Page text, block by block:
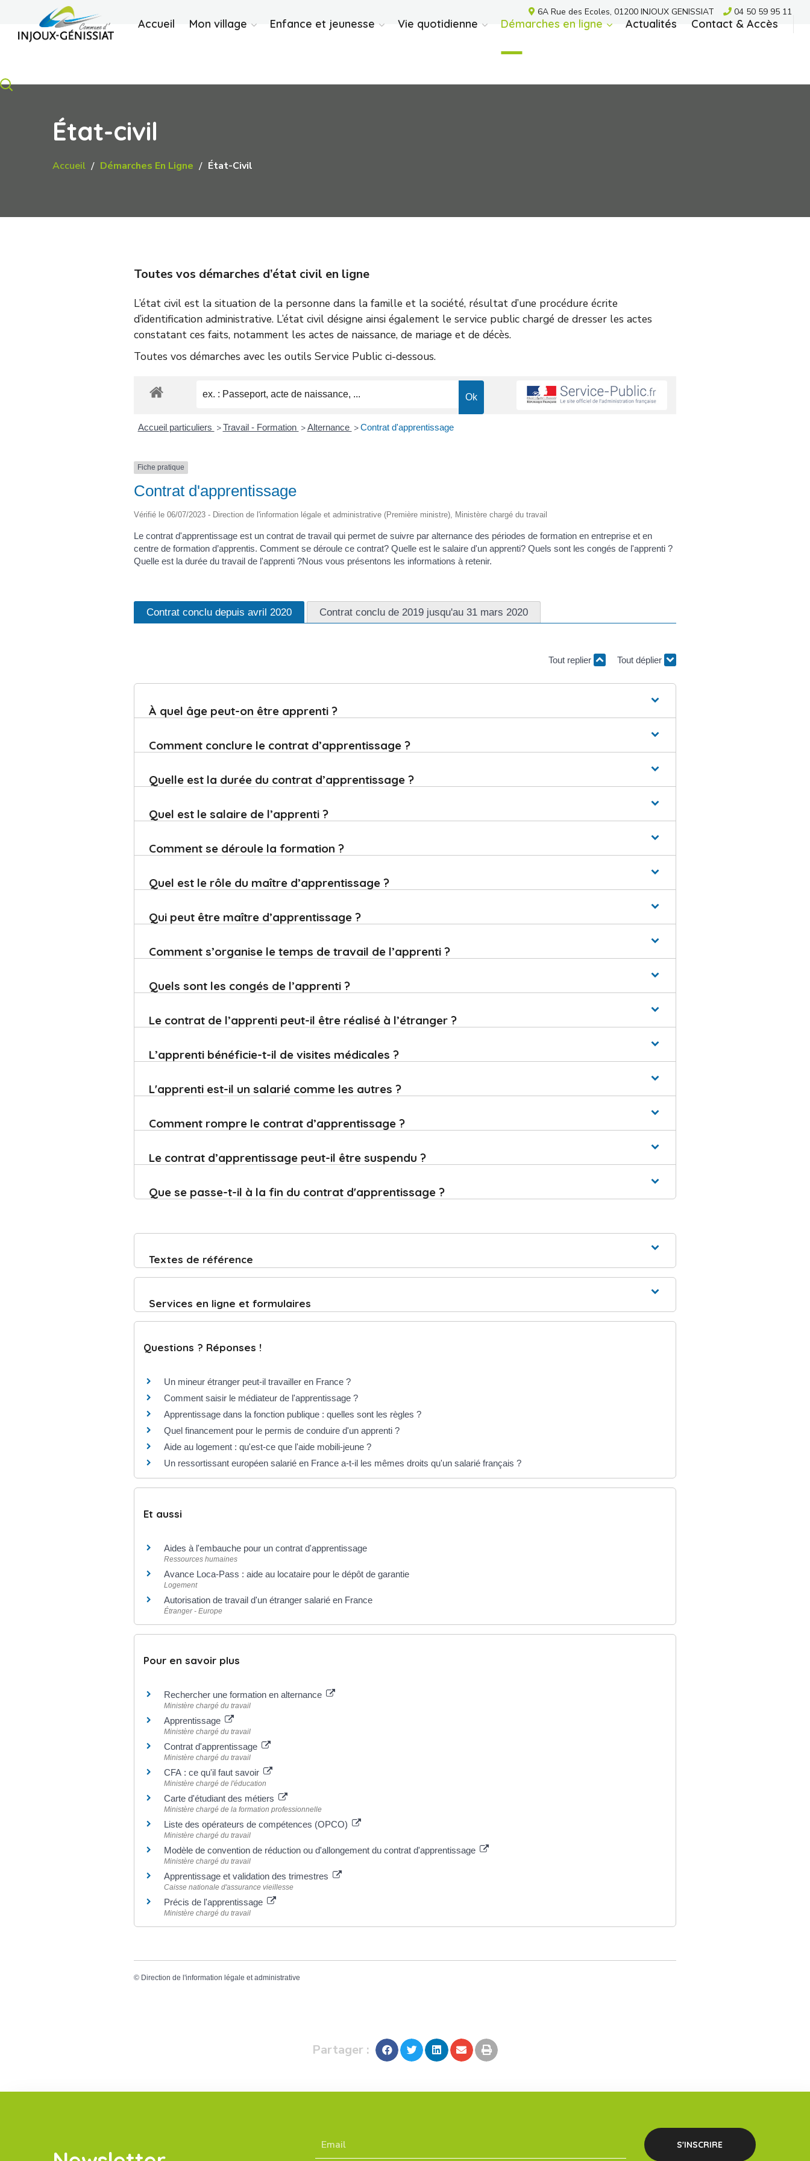
6A Rue des Ecoles, 01200 INJOUX GENISSIAT 04 50 59 95 11
Accueil Mon village Enfance et jeunesse Vie quotidienne Démarches en ligne Actualités Contact & Accès
État-civil
Accueil Démarches En Ligne État-Civil
Toutes vos démarches d’état civil en ligne
L’état civil est la situation de la personne dans la famille et la société, résultat d’une procédure écrite
d’identification administrative. L’état civil désigne ainsi également le service public chargé de dresser les actes
constatant ces faits, notamment les actes de naissance, de mariage et de décès.
Toutes vos démarches avec les outils Service Public ci-dessous.
Accueil particuliers > Travail - Formation > Alternance > Contrat d'apprentissage
Fiche pratique
Contrat d'apprentissage
Vérifié le 06/07/2023 - Direction de l'information légale et administrative (Première ministre), Ministère chargé du travail
Le contrat d'apprentissage est un contrat de travail qui permet de suivre par alternance des périodes de formation en entreprise et en
centre de formation d’apprentis. Comment se déroule ce contrat? Quelle est le salaire d'un apprenti? Quels sont les congés de l'apprenti ?
Quelle est la durée du travail de l'apprenti ?Nous vous présentons les informations à retenir.
Contrat conclu depuis avril 2020 Contrat conclu de 2019 jusqu'au 31 mars 2020
Tout replier Tout déplier
À quel âge peut-on être apprenti ?
Comment conclure le contrat d’apprentissage ?
Quelle est la durée du contrat d’apprentissage ?
Quel est le salaire de l’apprenti ?
Comment se déroule la formation ?
Quel est le rôle du maître d’apprentissage ?
Qui peut être maître d’apprentissage ?
Comment s’organise le temps de travail de l’apprenti ?
Quels sont les congés de l’apprenti ?
Le contrat de l’apprenti peut-il être réalisé à l’étranger ?
L’apprenti bénéficie-t-il de visites médicales ?
L'apprenti est-il un salarié comme les autres ?
Comment rompre le contrat d’apprentissage ?
Le contrat d’apprentissage peut-il être suspendu ?
Que se passe-t-il à la fin du contrat d'apprentissage ?
Textes de référence
Services en ligne et formulaires
Questions ? Réponses !
Un mineur étranger peut-il travailler en France ?
Comment saisir le médiateur de l'apprentissage ?
Apprentissage dans la fonction publique : quelles sont les règles ?
Quel financement pour le permis de conduire d'un apprenti ?
Aide au logement : qu'est-ce que l'aide mobili-jeune ?
Un ressortissant européen salarié en France a-t-il les mêmes droits qu'un salarié français ?
Et aussi
Aides à l'embauche pour un contrat d'apprentissage
Ressources humaines
Avance Loca-Pass : aide au locataire pour le dépôt de garantie
Logement
Autorisation de travail d'un étranger salarié en France
Étranger - Europe
Pour en savoir plus
Rechercher une formation en alternance
Ministère chargé du travail
Apprentissage
Ministère chargé du travail
Contrat d'apprentissage
Ministère chargé du travail
CFA : ce qu'il faut savoir
Ministère chargé de l'éducation
Carte d'étudiant des métiers
Ministère chargé de la formation professionnelle
Liste des opérateurs de compétences (OPCO)
Ministère chargé du travail
Modèle de convention de réduction ou d'allongement du contrat d'apprentissage
Ministère chargé du travail
Apprentissage et validation des trimestres
Caisse nationale d'assurance vieillesse
Précis de l'apprentissage
Ministère chargé du travail
© Direction de l'information légale et administrative
Partager :